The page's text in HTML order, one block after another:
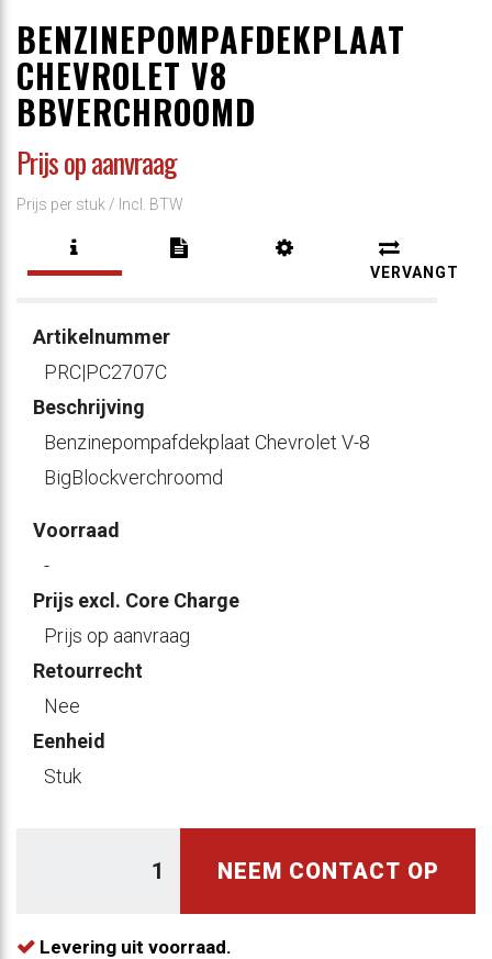
BENZINEPOMPAFDEKPLAAT
CHEVROLET V8
BBVERCHROOMD
Prijs op aanvraag
Prijs per stuk / Incl. BTW
VERVANGT
Artikelnummer
PRC|PC2707C
Beschrijving
Benzinepompafdekplaat Chevrolet V-8
BigBlockverchroomd
Voorraad
-
Prijs excl. Core Charge
Prijs op aanvraag
Retourrecht
Nee
Eenheid
Stuk
NEEM CONTACT OP
Levering uit voorraad.